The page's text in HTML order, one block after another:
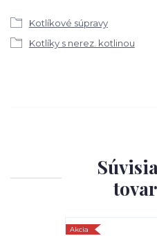
Kotlíkové súpravy
Kotlíky s nerez. kotlinou
tovar
Akcia